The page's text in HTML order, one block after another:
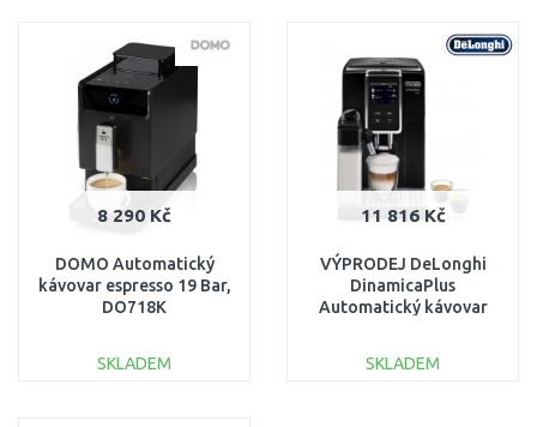
Porovnat Porovnat
8 290 Kč
DOMO Automatický
kávovar espresso 19 Bar,
DO718K
SKLADEM
11 816 Kč
VÝPRODEJ DeLonghi
DinamicaPlus
Automatický kávovar
OBAL
SKLADEM